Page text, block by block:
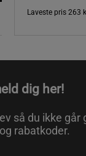
Laveste pris 263
dig her!
så du ikke går
rabatkoder.